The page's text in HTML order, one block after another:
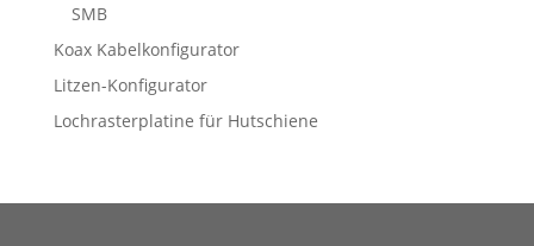
SMB
Koax Kabelkonfigurator
Litzen-Konfigurator
Lochrasterplatine für Hutschiene